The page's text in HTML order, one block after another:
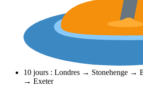
10 jours : Londres → Stonehenge →
→ Exeter